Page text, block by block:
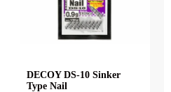
DECOY DS-10 Sinker
Type Nail